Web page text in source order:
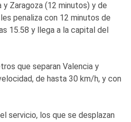
Zaragoza (12 minutos) y de
penaliza con 12 minutos de
15.58 y llega a la capital del
que separan Valencia y
de hasta 30 km/h, y con
servicio, los que se desplazan